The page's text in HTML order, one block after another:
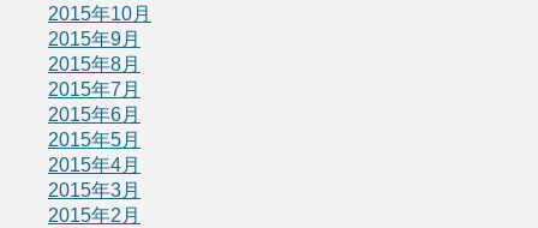
2015年10月
2015年9月
2015年8月
2015年7月
2015年6月
2015年5月
2015年4月
2015年3月
2015年2月